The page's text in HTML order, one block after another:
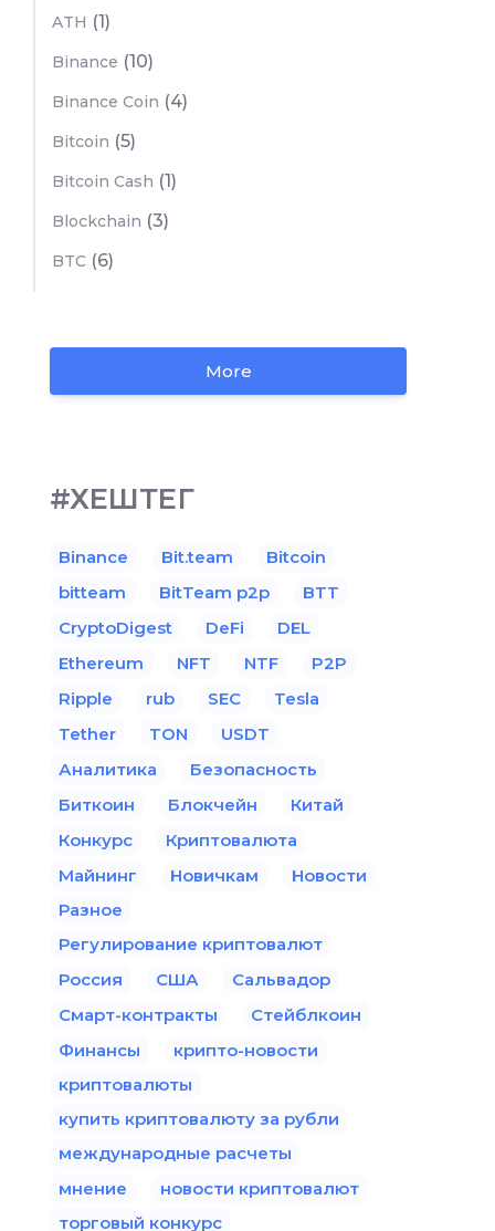
ATH (1)
Binance (10)
Binance Coin (4)
Bitcoin (5)
Bitcoin Cash (1)
Blockchain (3)
BTC (6)
More
#ХЕШТЕГ
Binance Bit.team
Bitcoin
bitteam
BitTeam p2p
BTT
CryptoDigest
DeFi
DEL
Ethereum
NFT NTF
P2P
Ripple
rub SEC
Tesla
Tether
TON
USDT
Аналитика
Безопасность
Биткоин
Блокчейн
Китай
Конкурс
Криптовалюта
Майнинг
Новичкам
Новости
Разное
Регулирование криптовалют
Россия
США
Сальвадор
Смарт-контракты
Стейблкоин
Финансы
крипто-новости
криптовалюты
купить криптовалюту за рубли
международные расчеты
мнение
новости криптовалют
торговый конкурс